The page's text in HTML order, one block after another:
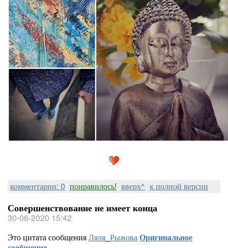
комментарии: 0 понравилось! вверх^ к полной версии
Совершенствование не имеет конца
30-06-2020 15:42
Это цитата сообщенияЛяля_РыжоваОригинальное